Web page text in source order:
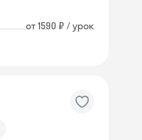
от 1590 ₽ / урок